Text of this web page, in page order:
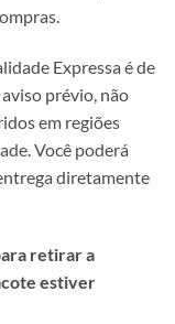
Expressa é de
prévio, não
em regiões
Você poderá
diretamente
retirar a
estiver